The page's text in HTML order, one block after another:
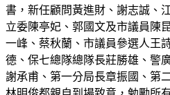
書，新任顧問黃進財、謝志誠、
立委陳亭妃、郭國文及市議員陳
一峰、蔡秋蘭、市議員參選人王
德、保七總隊總隊長莊勝雄、警
謝承甫、第一分局長章振國、第